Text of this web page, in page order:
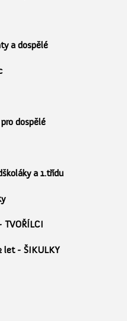
a dospělé
dospělé
a 1.třídu
TVOŘÍLCI
let - ŠIKULKY